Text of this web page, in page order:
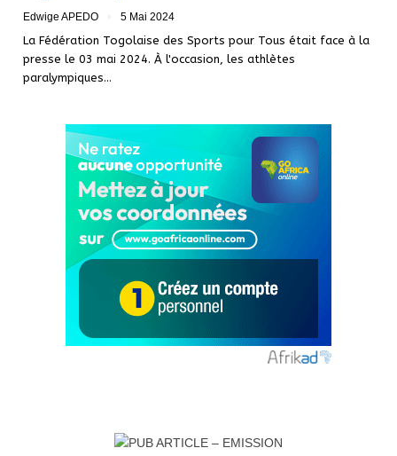
Edwige APEDO 5 Mai 2024
La Fédération Togolaise des Sports pour Tous était face à la
presse le 03 mai 2024. À l'occasion, les athlètes
paralympiques…